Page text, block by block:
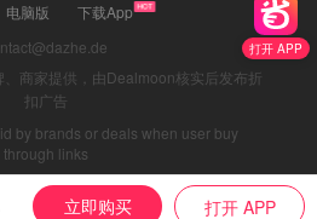
打开 APP
立即购买 打开 APP
电脑版
下载App
商家提供，由Dealmoon核实后发布折
扣广告
by brands or deals when user buy
through links